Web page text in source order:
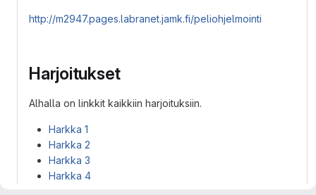
http://m2947.pages.labranet.jamk.fi/peliohjelmointi
Harjoitukset
Alhalla on linkkit kaikkiin harjoituksiin.
Harkka 1
Harkka 2
Harkka 3
Harkka 4